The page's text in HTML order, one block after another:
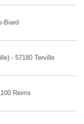
Biard
- 57180 Terville
Reims